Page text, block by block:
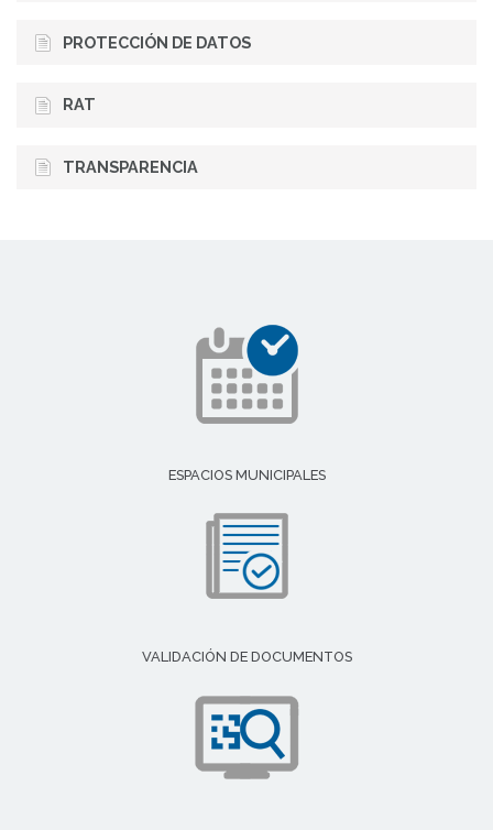
PROTECCIÓN DE DATOS
RAT
TRANSPARENCIA
ESPACIOS MUNICIPALES
VALIDACIÓN DE DOCUMENTOS